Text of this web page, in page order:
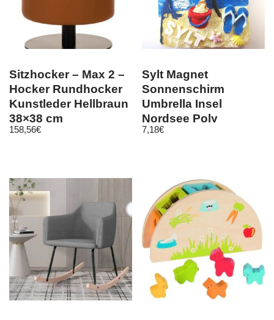
Sitzhocker – Max 2 –
Hocker Rundhocker
Kunstleder Hellbraun
38×38 cm
158,56€
Sylt Magnet
Sonnenschirm
Umbrella Insel
Nordsee Poly
Souvenir Germany
7,18€